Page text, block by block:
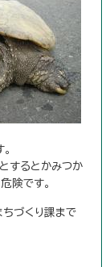
するとかみつか
険です。
ちづくり課まで